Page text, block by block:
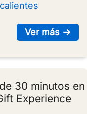
Ver más →
30 minutos en
Experience